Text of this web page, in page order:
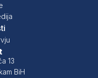
13
BiH